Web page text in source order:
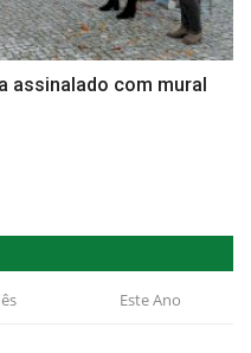
assinalado com mural
Este Ano